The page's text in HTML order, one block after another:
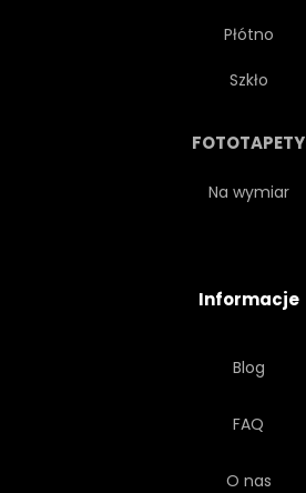
Płótno
Szkło
FOTOTAPETY
Na wymiar
Informacje
Blog
FAQ
O nas